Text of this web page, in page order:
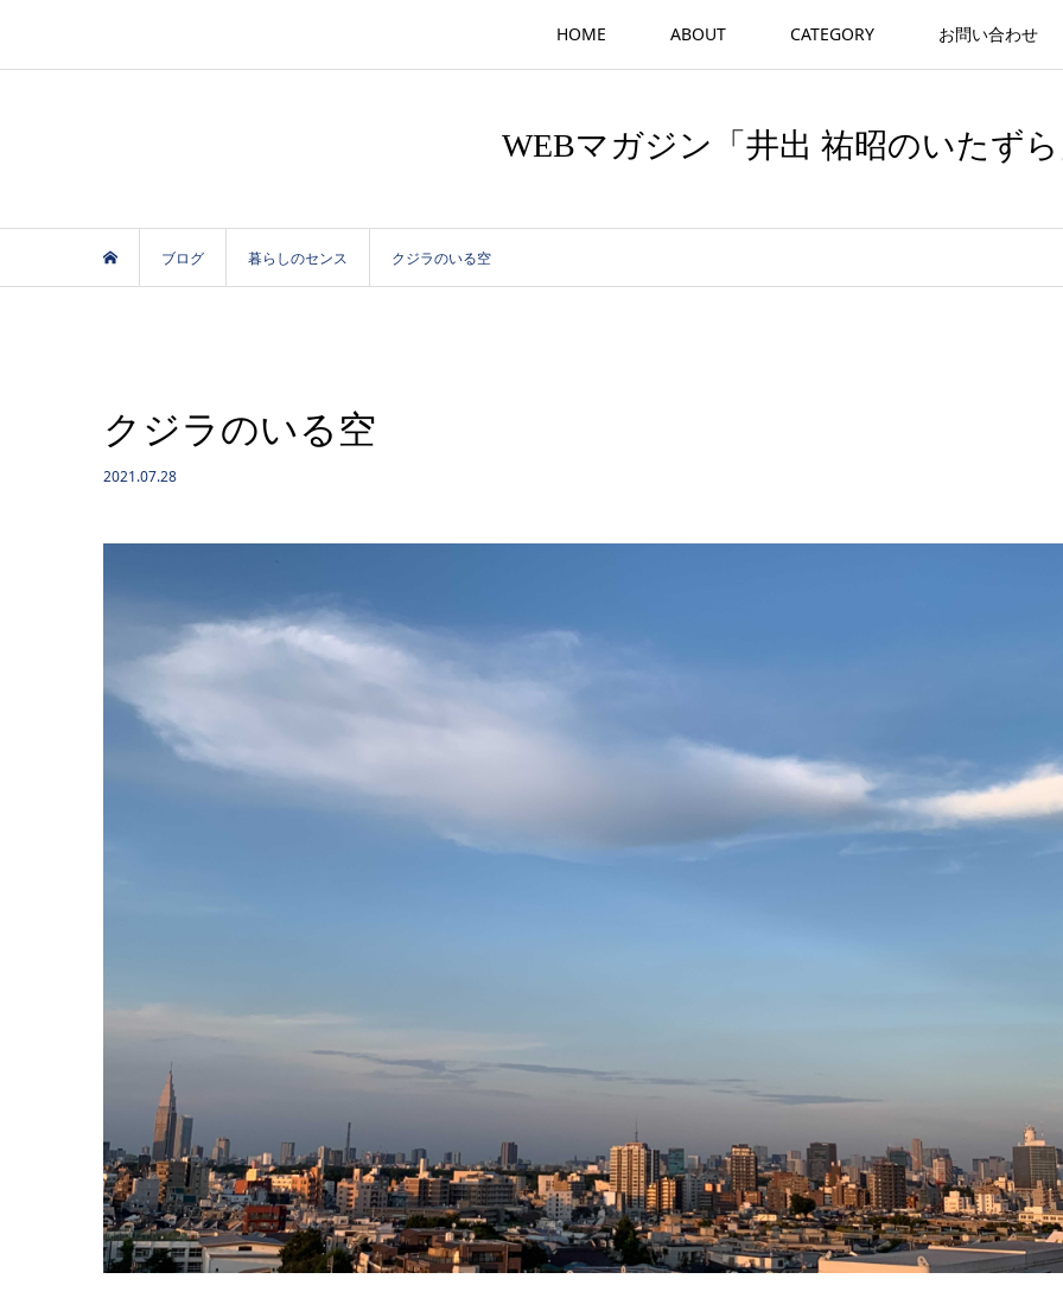
HOME ABOUT CATEGORY お問い合わせ
WEBマガジン「井出 祐昭のいたず
ブログ 暮らしのセンス クジラのいる空
クジラのいる空
2021.07.28